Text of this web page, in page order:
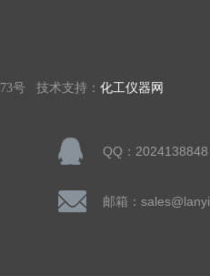
号 技术支持： 化工仪器网
QQ：2024138848
邮箱：